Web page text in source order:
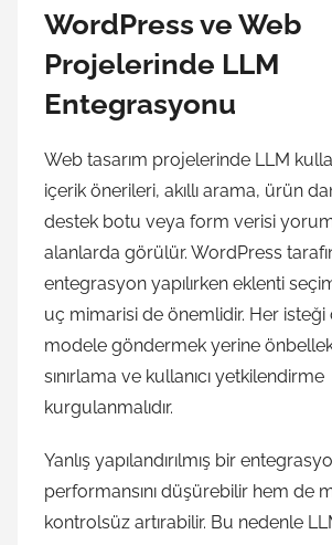
WordPress ve Web
Projelerinde LLM
Entegrasyonu
Web tasarım projelerinde LLM
içerik önerileri, akıllı arama, ürün
destek botu veya form verisi
alanlarda görülür. WordPress
entegrasyon yapılırken eklenti
uç mimarisi de önemlidir. Her
modele göndermek yerine
sınırlama ve kullanıcı yetkilendirme
kurgulanmalıdır.
Yanlış yapılandırılmış bir
performansını düşürebilir hem de
kontrolsüz artırabilir. Bu nedenle